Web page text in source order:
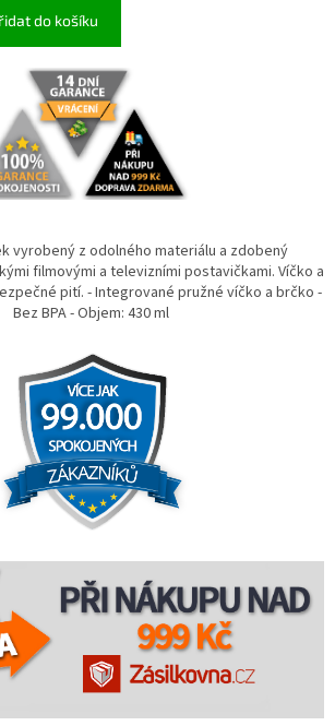
do košíku
vyrobený z odolného materiálu a zdobený
filmovými a televizními postavičkami. Víčko a
pití. - Integrované pružné víčko a brčko -
Bez BPA - Objem: 430 ml